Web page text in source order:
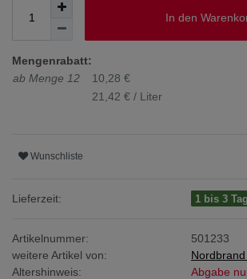
In den
Mengenrabatt:
ab Menge 12
10,28 €
21,42 € / Liter
Wunschliste
Lieferzeit: 1 bis 3
Artikelnummer:
501233
weitere Artikel von:
Altershinweis:
Abgabe